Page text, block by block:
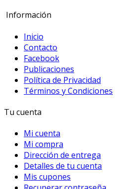
Información
Inicio
Contacto
Facebook
Publicaciones
Política de Privacidad
Términos y Condiciones
Tu cuenta
Mi cuenta
Mi compra
Dirección de entrega
Detalles de tu cuenta
Mis cupones